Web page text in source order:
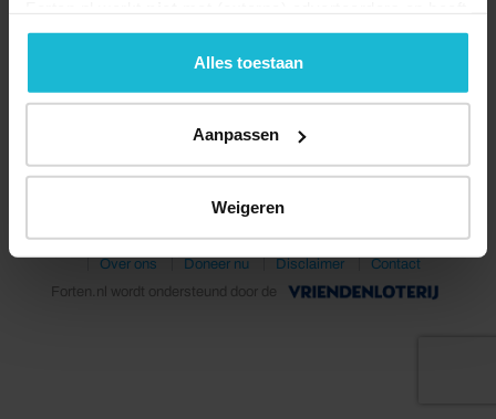
geen commerciële doelstelling. U kunt deze cookies via
de knoppen accepteren, beheren of weigeren.
Alles toestaan
Aanpassen
Weigeren
© 2026 Stichting Forten Nederland
Over ons
Doneer nu Disclaimer
Contact
Forten.nl wordt ondersteund door de